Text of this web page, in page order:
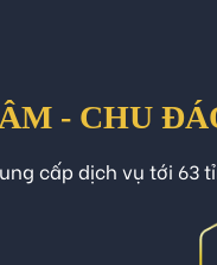
- CHU
cấp dịch vụ tới